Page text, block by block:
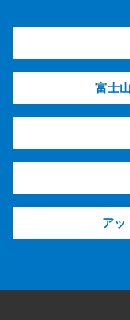
富士
アッ